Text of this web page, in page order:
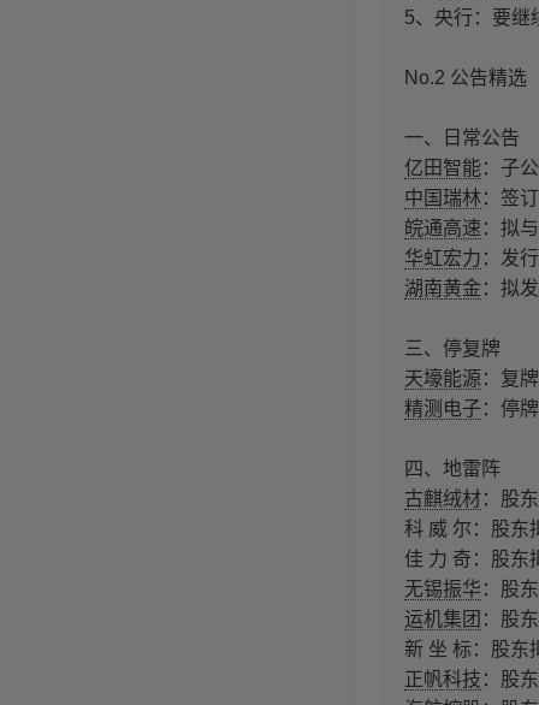
5、央行：要继
No.2 公告精选
一、日常公告
亿田智能 ：子
中国瑞林 ：签
皖通高速 ：拟
华虹宏力 ：发
湖南黄金：拟
三、停复牌
天壕能源 ：复
精测电子 ：停
四、地雷阵
古麒绒材：股
科 威 尔：股东
佳 力 奇：股东
无锡振华 ：股
运机集团 ：股
新 坐 标：股东
正帆科技 ：股